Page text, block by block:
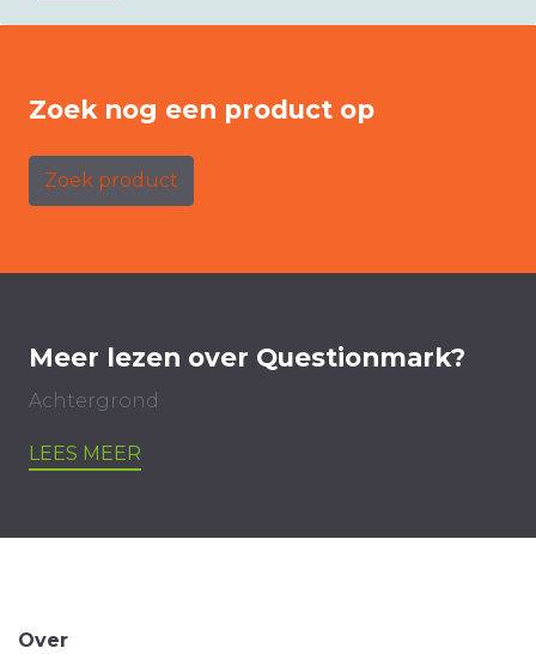
Zoek nog een product op
Zoek product
Meer lezen over Questionmark?
Achtergrond
LEES MEER
Over